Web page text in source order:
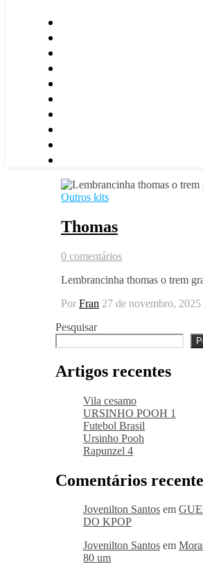
Outros kits
Thomas
0 comentários
Lembrancinha thomas o trem
Por Fran 27 de novembro, 2025
Pesquisar
Artigos recentes
Vila cesamo
URSINHO POOH 1
Futebol Brasil
Ursinho Pooh
Rapunzel 4
Comentários
Jovenilton Santos em
DO KPOP
Jovenilton Santos em
80 um